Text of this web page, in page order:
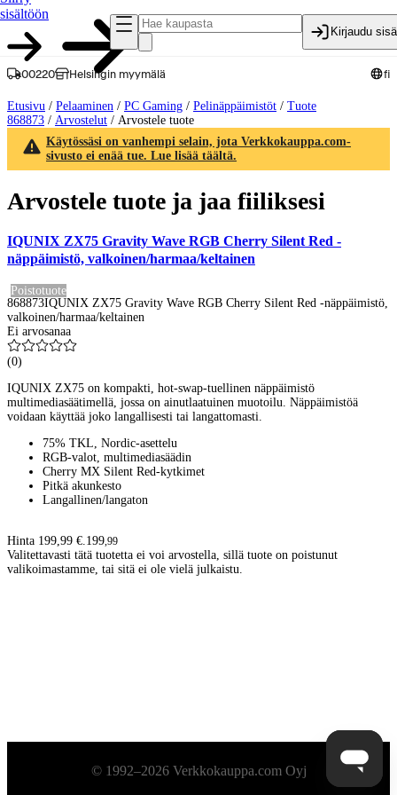
sisältöön
Kirjaudu
00220 Helsingin myymälä fi
Etusivu / Pelaaminen / PC Gaming / Pelinäppäimistöt / Tuote
868873 / Arvostelut / Arvostele tuote
Käytössäsi on vanhempi selain, jota Verkkokauppa.com-
sivusto ei enää tue. Lue lisää täältä.
Arvostele tuote ja jaa fiiliksesi
IQUNIX ZX75 Gravity Wave RGB Cherry Silent Red -
näppäimistö, valkoinen/harmaa/keltainen
Poistotuote
868873IQUNIX ZX75 Gravity Wave RGB Cherry Silent Red -näppäimistö,
valkoinen/harmaa/keltainen
Ei arvosanaa
(0)
IQUNIX ZX75 on kompakti, hot-swap-tuellinen näppäimistö
multimediasäätimellä, jossa on ainutlaatuinen muotoilu. Näppäimistöä
voidaan käyttää joko langallisesti tai langattomasti.
75% TKL, Nordic-asettelu
RGB-valot, multimediasäädin
Cherry MX Silent Red-kytkimet
Pitkä akunkesto
Langallinen/langaton
Hinta 199,99 €. 199,99
Valitettavasti tätä tuotetta ei voi arvostella, sillä tuote on poistunut
valikoimastamme, tai sitä ei ole vielä julkaistu.
Alatunniste© 1992–2026 Verkkokauppa.com Oyj